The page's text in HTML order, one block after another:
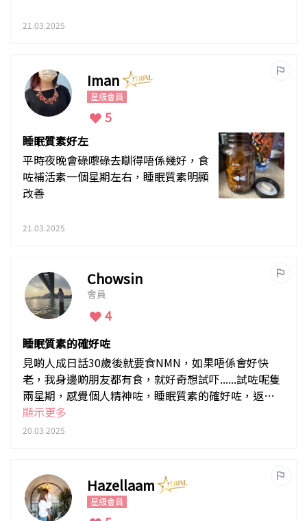
21.03.2025
Iman
星級會員
5
睡眠質素好左
平時夜晚會碌嚟碌去瞓得唔係幾好，食
咗補活素一個星期左右，睡眠質素明顯
改善
21.03.2025
Chowsin
會員
4
睡眠質素的確好咗
見啲人成日話30歲後就要食NMN，如果唔係會好快
老，我身邊啲朋友都有食，就好奇想試吓......試咗呢隻
兩星期，感覺個人精神咗，睡眠質素的確好咗，返工
都冇咁攰，感覺比較有活力，都幾神奇
顯示更多
20.03.2025
Hazellaam
星級會員